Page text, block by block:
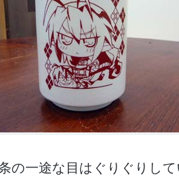
の一途な目はぐりぐりし